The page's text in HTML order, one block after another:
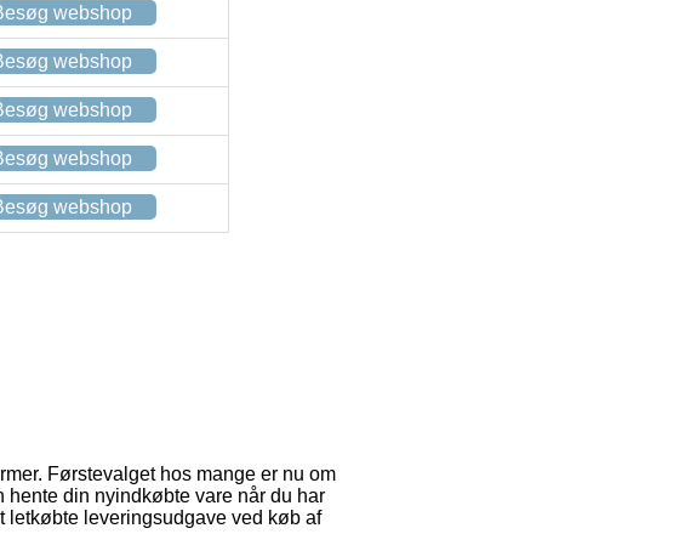
webshop
webshop
webshop
webshop
webshop
Førstevalget hos mange er nu om
hente din nyindkøbte vare når du har
letkøbte leveringsudgave ved køb af